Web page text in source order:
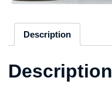
Description
Description